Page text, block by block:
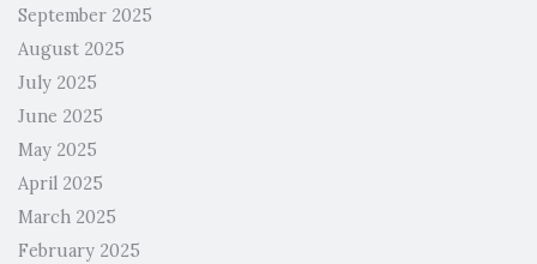
September 2025
August 2025
July 2025
June 2025
May 2025
April 2025
March 2025
February 2025